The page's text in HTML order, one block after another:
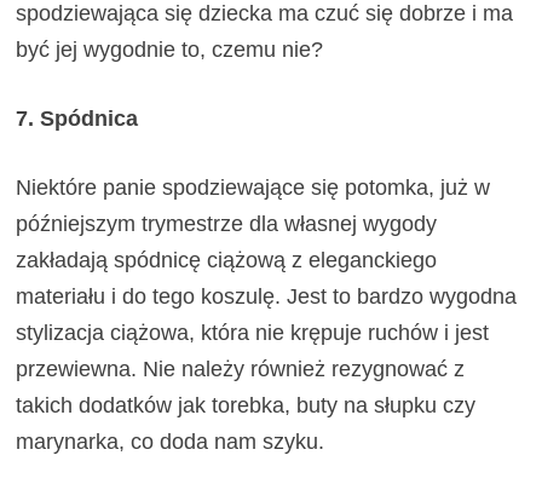
spodziewająca się dziecka ma czuć się dobrze i ma
być jej wygodnie to, czemu nie?
7. Spódnica
Niektóre panie spodziewające się potomka, już w
późniejszym trymestrze dla własnej wygody
zakładają spódnicę ciążową z eleganckiego
materiału i do tego koszulę. Jest to bardzo wygodna
stylizacja ciążowa, która nie krępuje ruchów i jest
przewiewna. Nie należy również rezygnować z
takich dodatków jak torebka, buty na słupku czy
marynarka, co doda nam szyku.